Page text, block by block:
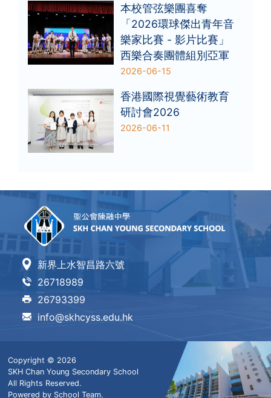
本校管弦樂團喜奪
「2026環球傑出青年音
樂家比賽 - 影片比賽」
西樂合奏團體組別亞軍
2026-06-15
香港國際視覺藝術教育
研討會2026
2026-06-11
新界上水智昌路六號
26718989
26793399
info@skhcyss.edu.hk
Copyright © 2026
SKH Chan Young Secondary School
All Rights Reserved.
Powered by School Team.